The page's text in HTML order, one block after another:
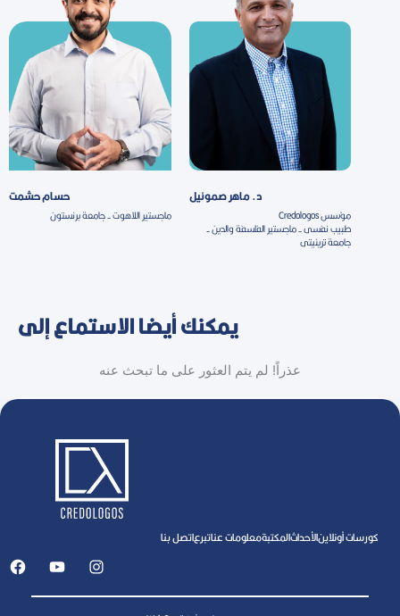
د. ماهر صموئيل
مؤسس Credologos
طبيب نفسى - ماجستير الفلسفة والدين -
جامعة ترينيتى
حسام حشمت
ماجستير اللاهوت - جامعة برنستون
يمكنك أيضا الاستماع إلى
عذراً! لم يتم العثور على ما تبحث عنه
كورسات أونلايناﻷحداثالمكتبةمعلومات عناتبرعاتصل بنا